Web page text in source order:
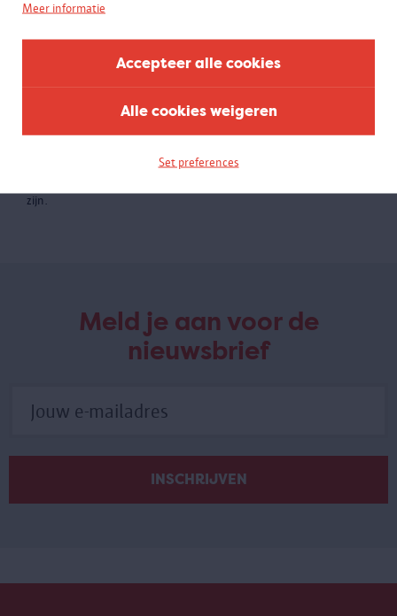
Meer informatie
Accepteer alle cookies
Alle cookies weigeren
Set preferences
Breaking Boundaries
AFGELOPEN - De Olympische Spelen van 1920 in Antwerpen waren
zijn.
Meld je aan voor de
nieuwsbrief